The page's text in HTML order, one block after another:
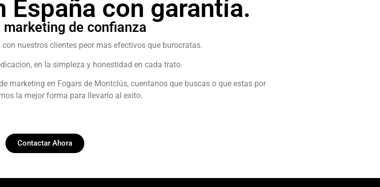
España con garantía.
marketing de confianza
nuestros clientes peor mas efectivos que burocratas.
en la simpleza y honestidad en cada trato.
marketing en Fogars de Montclús, cuentanos que buscas o que estas por
la mejor forma para llevarlo al exito.
Contactar Ahora